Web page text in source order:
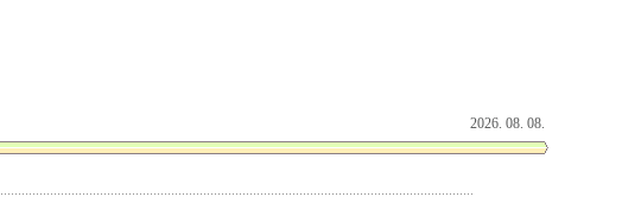
2026. 08. 08.